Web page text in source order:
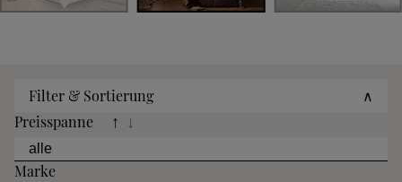
Filter & Sortierung
∧
Preisspanne
↑ ↓
Marke